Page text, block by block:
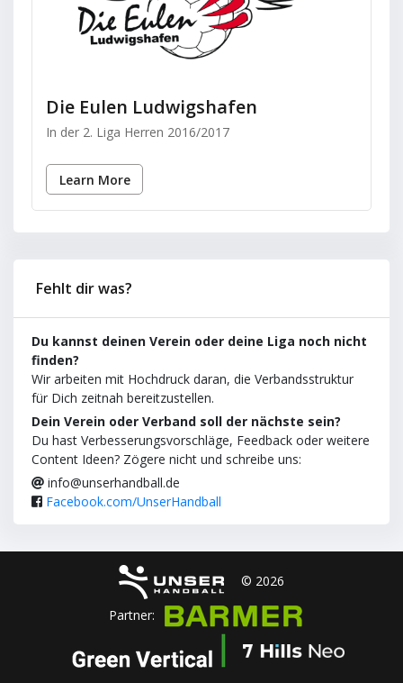
Die Eulen Ludwigshafen
In der 2. Liga Herren 2016/2017
Learn More
Fehlt dir was?
Du kannst deinen Verein oder deine Liga noch nicht
finden?
Wir arbeiten mit Hochdruck daran, die Verbandsstruktur
für Dich zeitnah bereitzustellen.
Dein Verein oder Verband soll der nächste sein?
Du hast Verbesserungsvorschläge, Feedback oder weitere
Content Ideen? Zögere nicht und schreibe uns:
info@unserhandball.de
Facebook.com/UnserHandball
© 2026
Partner: